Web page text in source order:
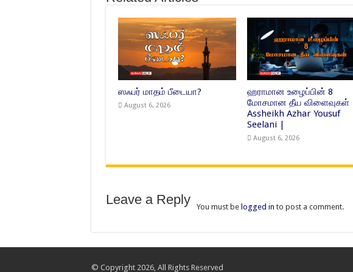
ஸஃபர் மாதம் பீடையா?
August 6, 2026
ஹராமான உழைப்பின் 8
மோசமான தீய விளைவுகள் |
Assheikh Azhar Yousuf
Seelani |
August 6, 2026
Leave a Reply You must be logged in to post a comment.
© Copyright 2026, All Rights Reserved